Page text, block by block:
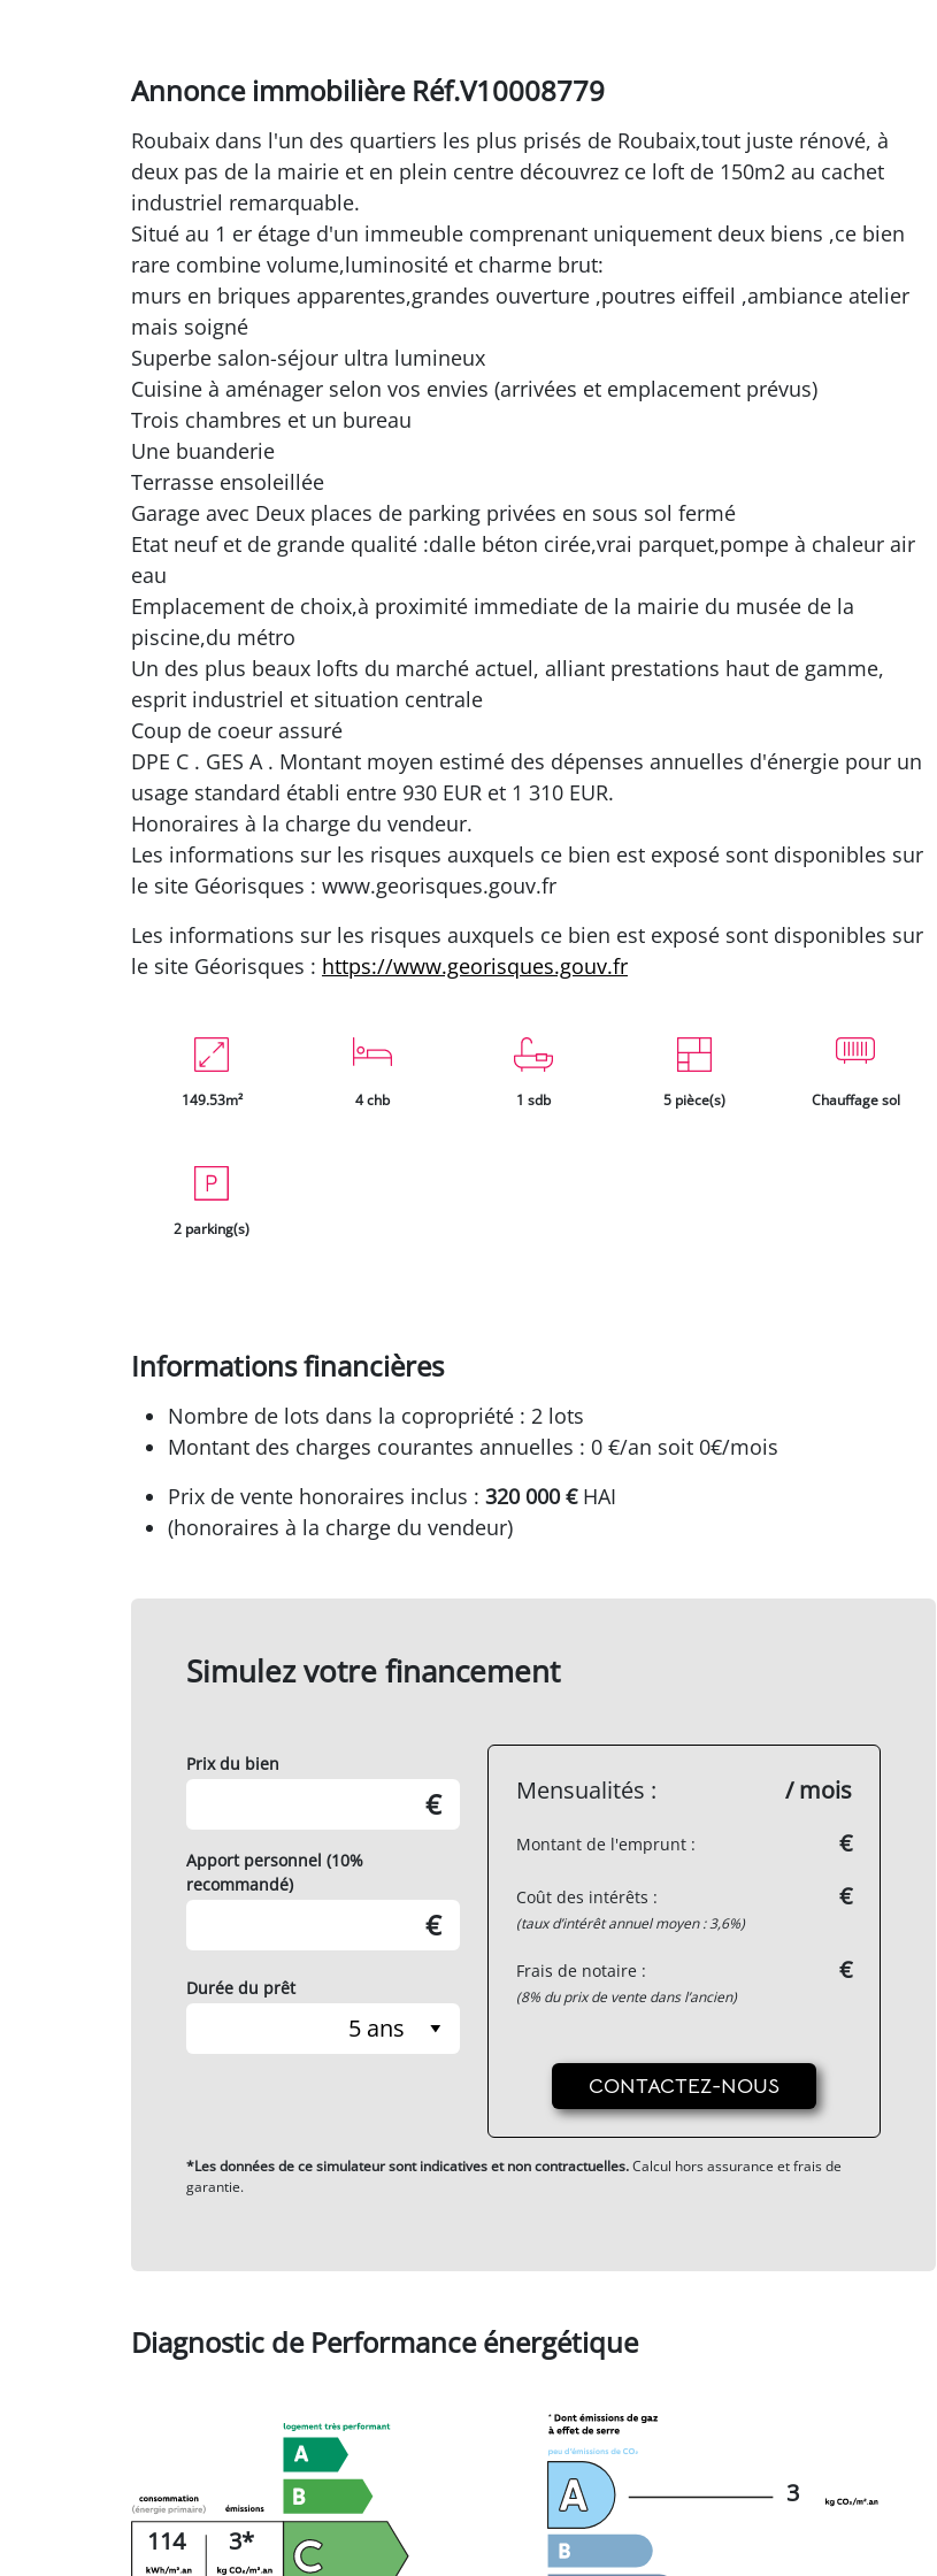
Annonce immobilière Réf.V10008779
Roubaix dans l'un des quartiers les plus prisés de Roubaix,tout juste rénové, à
deux pas de la mairie et en plein centre découvrez ce loft de 150m2 au cachet
industriel remarquable.
Situé au 1 er étage d'un immeuble comprenant uniquement deux biens ,ce bien
rare combine volume,luminosité et charme brut:
murs en briques apparentes,grandes ouverture ,poutres eiffeil ,ambiance atelier
mais soigné
Superbe salon-séjour ultra lumineux
Cuisine à aménager selon vos envies (arrivées et emplacement prévus)
Trois chambres et un bureau
Une buanderie
Terrasse ensoleillée
Garage avec Deux places de parking privées en sous sol fermé
Etat neuf et de grande qualité :dalle béton cirée,vrai parquet,pompe à chaleur air
eau
Emplacement de choix,à proximité immediate de la mairie du musée de la
piscine,du métro
Un des plus beaux lofts du marché actuel, alliant prestations haut de gamme,
esprit industriel et situation centrale
Coup de coeur assuré
DPE C . GES A . Montant moyen estimé des dépenses annuelles d'énergie pour un
usage standard établi entre 930 EUR et 1 310 EUR.
Honoraires à la charge du vendeur.
Les informations sur les risques auxquels ce bien est exposé sont disponibles sur
le site Géorisques : www.georisques.gouv.fr
Les informations sur les risques auxquels ce bien est exposé sont disponibles sur
le site Géorisques : https://www.georisques.gouv.fr
149.53m² 4 chb 1 sdb 5 pièce(s) Chauffage sol
2 parking(s)
Informations financières
Nombre de lots dans la copropriété : 2 lots
Montant des charges courantes annuelles : 0 €/an soit 0€/mois
Prix de vente honoraires inclus : 320 000 €HAI
(honoraires à la charge du vendeur)
Simulez votre financement
Prix du bien
€
Apport personnel (10%
recommandé)
€
Durée du prêt
5 ans
Mensualités : / mois
Montant de l'emprunt : €
Coût des intérêts : €
(taux d’intérêt annuel moyen : 3,6%)
Frais de notaire : €
(8% du prix de vente dans l’ancien)
CONTACTEZ-NOUS
*Les données de ce simulateur sont indicatives et non contractuelles.Calcul hors assurance et frais de
garantie.
Diagnostic de Performance énergétique
114 3*
3